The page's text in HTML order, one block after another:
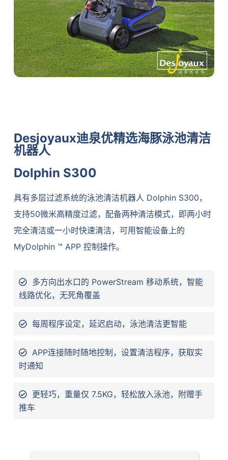
Desjoyaux迪泉优精选海豚泳池清洁
机器人
Dolphin S300
具有多层过滤系统的泳池清洁机器人 Dolphin S300，
支持50微米高精度过滤，配备两种清洁模式，即两小时
完全清洁或一小时快速清洁，可用智能设备上的
MyDolphin ™ APP 控制操作。
多方向出水口的 PowerStream 移动系统，智能
线路优化，无死角覆盖
每周程序设定，延迟启动，泳池清洁更智能
APP连接随时随地控制，设置清洁程序，获取实
时通知
更轻巧，重量仅 7.5KG，轻松放入泳池，附赠手
推车